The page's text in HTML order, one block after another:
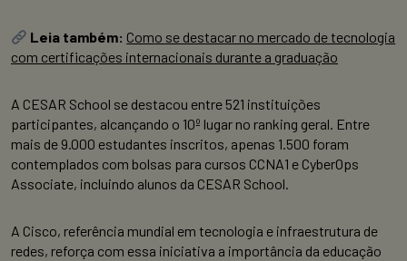
Leia também: Como se destacar no mercado de tecnologia
com certificações internacionais durante a graduação
A CESAR School se destacou entre 521 instituições
participantes, alcançando o 10º lugar no ranking geral. Entre
mais de 9.000 estudantes inscritos, apenas 1.500 foram
contemplados com bolsas para cursos CCNA1 e CyberOps
Associate, incluindo alunos da CESAR School.
A Cisco, referência mundial em tecnologia e infraestrutura de
redes, reforça com essa iniciativa a importância da educação